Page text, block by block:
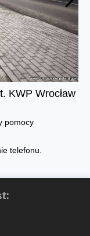
KWP Wrocław
pomocy
telefonu.